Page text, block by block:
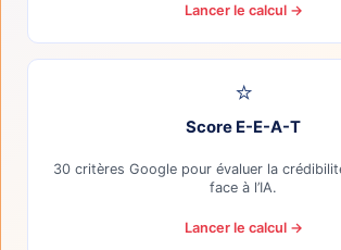
Lancer le calcul →
⭐
Score E-E-A-T
30 critères Google pour évaluer la
face à l’IA.
Lancer le calcul →